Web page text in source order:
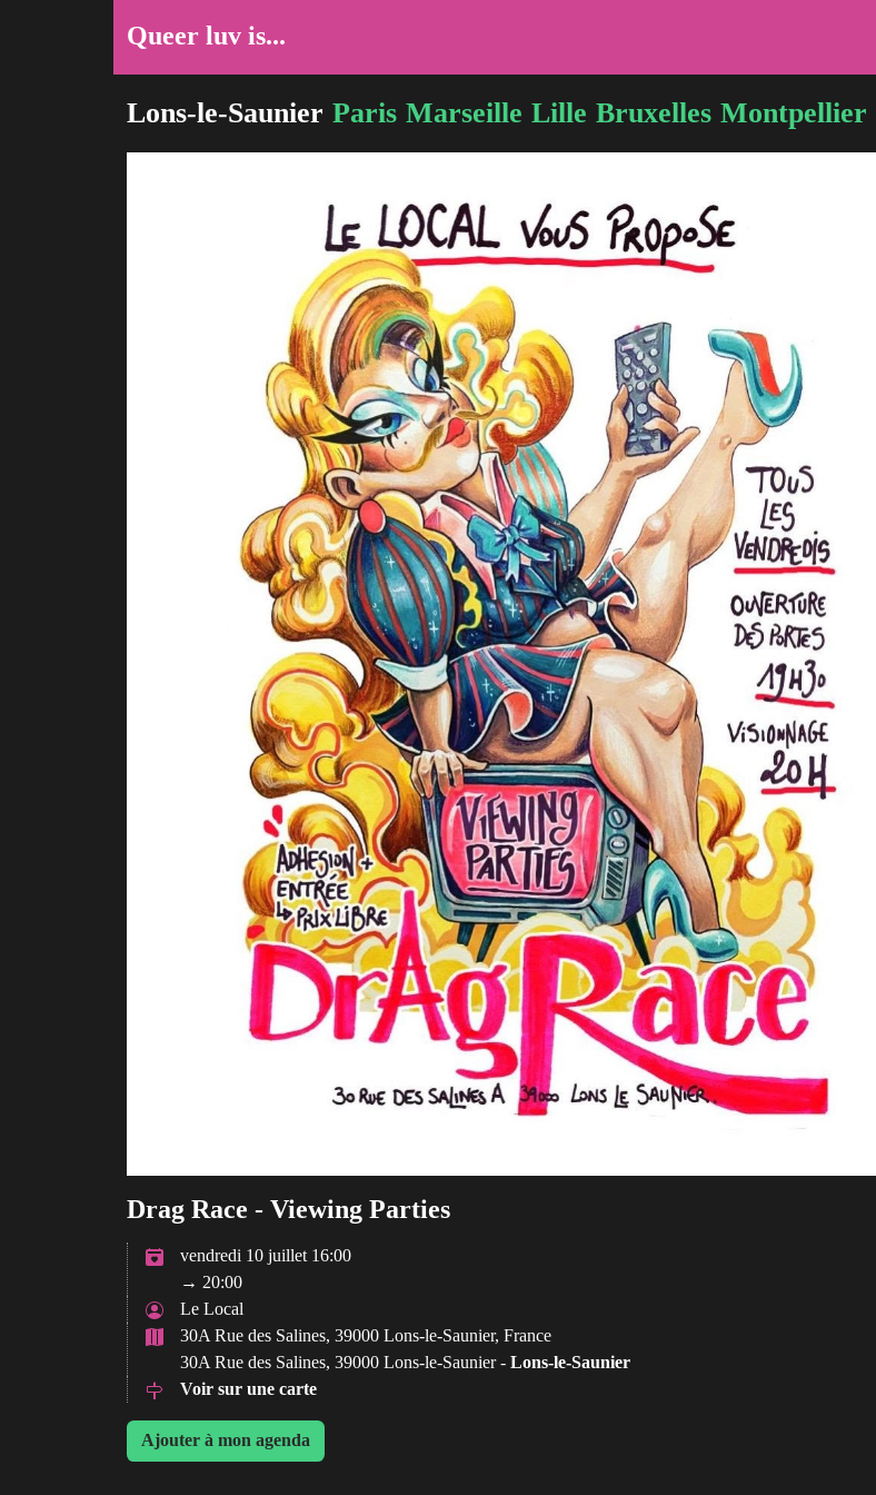
Queer luv is...
Lons-le-Saunier Paris Marseille Lille Bruxelles Montpellier
Drag Race - Viewing Parties
vendredi 10 juillet 16:00
→ 20:00
Le Local
30A Rue des Salines, 39000 Lons-le-Saunier, France
30A Rue des Salines, 39000 Lons-le-Saunier - Lons-le-Saunier
Voir sur une carte
Ajouter à mon agenda